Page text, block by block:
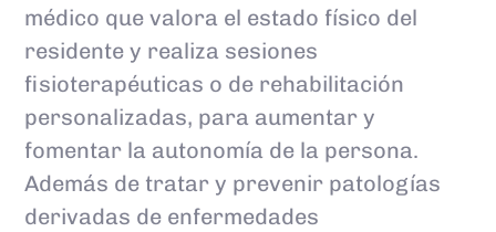
médico que valora el estado físico del
residente y realiza sesiones
fisioterapéuticas o de rehabilitación
personalizadas, para aumentar y
fomentar la autonomía de la persona.
Además de tratar y prevenir patologías
derivadas de enfermedades